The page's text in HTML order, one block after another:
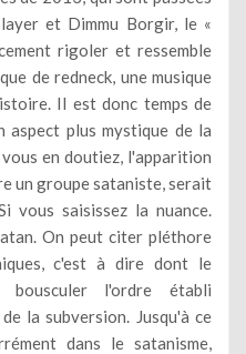
et Dimmu Borgir, le «
rigoler et ressemble
de redneck, une musique
Il est donc temps de
plus mystique de la
en doutiez, l'apparition
un groupe sataniste, serait
vous saisissez la nuance.
On peut citer pléthore
c'est à dire dont le
l'ordre établi
la subversion. Jusqu'à ce
dans le satanisme,